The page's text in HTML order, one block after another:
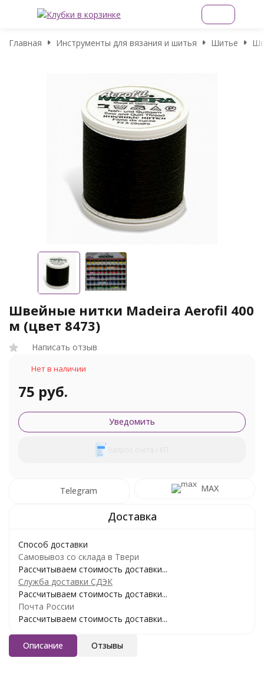
Главная Инструменты для вязания и шитья Шитье
Швейные нитки Madeira Aerofil 400
м (цвет 8473)
Написать отзыв
Нет в наличии
75 руб.
Уведомить
Telegram MAX
Способ доставки
Самовывоз со склада в Твери
Рассчитываем стоимость доставки...
Служба доставки СДЭК
Рассчитываем стоимость доставки...
Почта России
Рассчитываем стоимость доставки...
Описание Отзывы